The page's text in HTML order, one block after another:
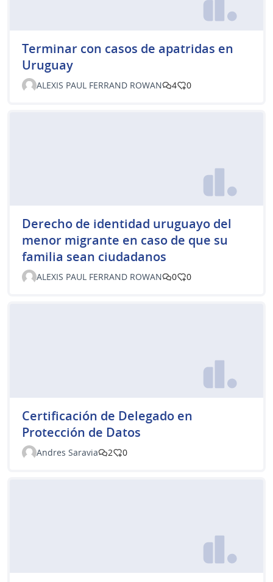
Terminar con casos de apatridas en
Uruguay
ALEXIS PAUL FERRAND ROWAN 4 0
Derecho de identidad uruguayo del
menor migrante en caso de que su
familia sean ciudadanos
ALEXIS PAUL FERRAND ROWAN 0 0
Certificación de Delegado en
Protección de Datos
Andres Saravia 2 0